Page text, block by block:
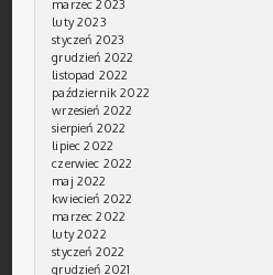
marzec 2023
luty 2023
styczeń 2023
grudzień 2022
listopad 2022
październik 2022
wrzesień 2022
sierpień 2022
lipiec 2022
czerwiec 2022
maj 2022
kwiecień 2022
marzec 2022
luty 2022
styczeń 2022
grudzień 2021